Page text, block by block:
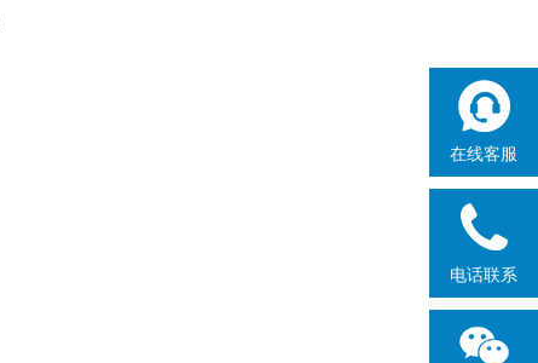
在线客服
电话联系